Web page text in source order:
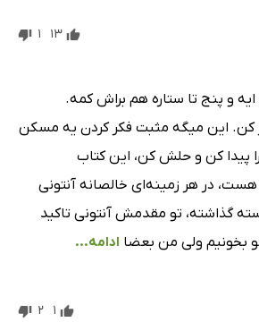
13
1
ایه و پنج تا ستاره هم براش کمه.
این میگه مثبت فکر کردن یه مسکن
کن و حلش کن، این کتاب
در هر زمینه‌ای خالصانه آنتونی
گذاشته، تو مقدمش آنتونی تاکید
بخونیم ولی من بعضا ادامه...
1
2